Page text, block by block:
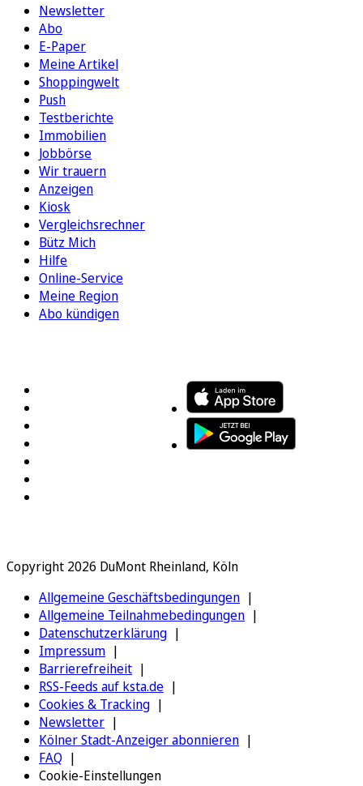
Newsletter
Abo
E-Paper
Meine Artikel
Shoppingwelt
Push
Testberichte
Immobilien
Jobbörse
Wir trauern
Anzeigen
Kiosk
Vergleichsrechner
Bütz Mich
Hilfe
Online-Service
Meine Region
Abo kündigen
Copyright 2026 DuMont Rheinland, Köln
Allgemeine Geschäftsbedingungen
Allgemeine Teilnahmebedingungen
Datenschutzerklärung
Impressum
Barrierefreiheit
RSS-Feeds auf ksta.de
Cookies & Tracking
Newsletter
Kölner Stadt-Anzeiger abonnieren
FAQ
Cookie-Einstellungen